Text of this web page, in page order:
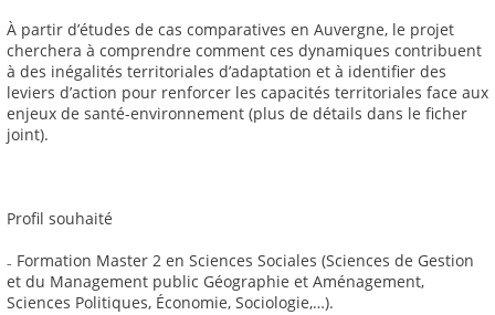
À partir d’études de cas comparatives en Auvergne, le projet
cherchera à comprendre comment ces dynamiques contribuent
à des inégalités territoriales d’adaptation et à identifier des
leviers d’action pour renforcer les capacités territoriales face aux
enjeux de santé-environnement (plus de détails dans le ficher
joint).
Profil souhaité
₋ Formation Master 2 en Sciences Sociales (Sciences de Gestion
et du Management public Géographie et Aménagement,
Sciences Politiques, Économie, Sociologie,…).